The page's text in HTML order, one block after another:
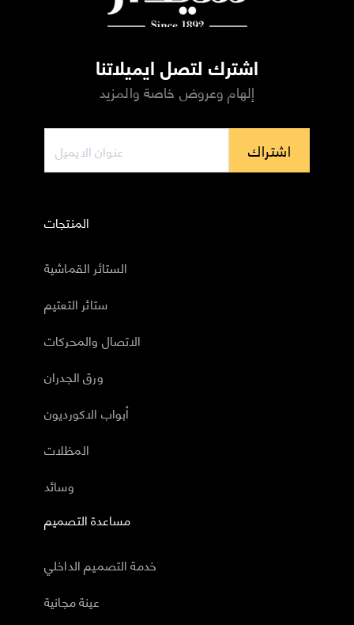
اشترك لتصل ايميلاتنا
إلهام وعروض خاصة والمزيد
اشتراك
المنتجات
الستائر القماشية
ستائر التعتيم
الاتصال والمحركات
ورق الجدران
أبواب الاكورديون
المظلات
وسائد
مساعدة التصميم
خدمة التصميم الداخلي
عينة مجانية